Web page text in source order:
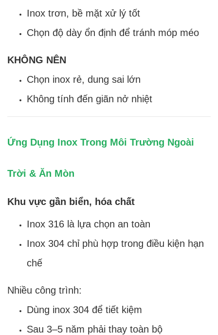
Inox trơn, bề mặt xử lý tốt
Chọn độ dày ổn định để tránh móp méo
KHÔNG NÊN
Chọn inox rẻ, dung sai lớn
Không tính đến giãn nở nhiệt
Ứng Dụng Inox Trong Môi Trường Ngoài
Trời & Ăn Mòn
Khu vực gần biển, hóa chất
Inox 316 là lựa chọn an toàn
Inox 304 chỉ phù hợp trong điều kiện hạn
chế
Nhiều công trình:
Dùng inox 304 để tiết kiệm
Sau 3–5 năm phải thay toàn bộ